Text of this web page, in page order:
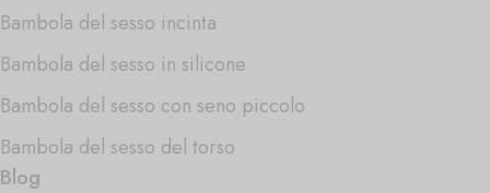
Bambola del sesso incinta
Bambola del sesso in silicone
Bambola del sesso con seno piccolo
Bambola del sesso del torso
Blog